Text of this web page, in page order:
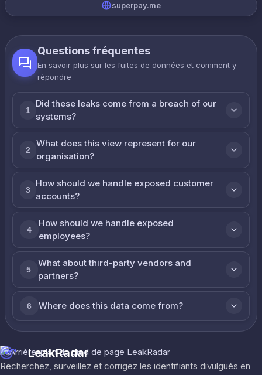
superpay.me
Questions fréquentes
En savoir plus sur les fuites de données et comment y
répondre
1
Did these leaks come from a breach of our
systems?
2
What does this view represent for our
organisation?
3
How should we handle exposed customer
accounts?
4
How should we handle exposed
employees?
5
What about third-party vendors and
partners?
6 Where does this data come from?
LeakRadar
Recherchez, surveillez et corrigez les identifiants divulgués en